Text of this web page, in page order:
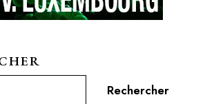
Rechercher